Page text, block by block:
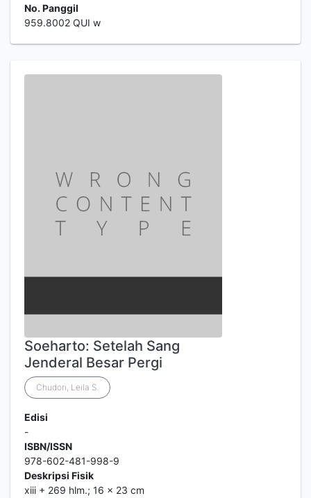
No. Panggil
959.8002 QUI w
Soeharto: Setelah Sang
Jenderal Besar Pergi
Chudori, Leila S.
Edisi
-
ISBN/ISSN
978-602-481-998-9
Deskripsi Fisik
xiii + 269 hlm.; 16 x 23 cm